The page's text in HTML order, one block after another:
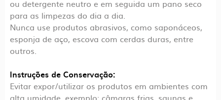
ou detergente neutro e em seguida um pano seco
para as limpezas do dia a dia.
Nunca use produtos abrasivos, como saponáceos,
esponja de aço, escova com cerdas duras, entre
outros.
Instruções de Conservação:
Evitar expor/utilizar os produtos em ambientes com
alta umidade, exemplo: câmaras frias, saunas e